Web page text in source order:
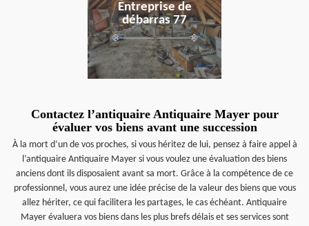
Entreprise de
débarras 77
Contactez l’antiquaire Antiquaire Mayer pour
évaluer vos biens avant une succession
À la mort d’un de vos proches, si vous héritez de lui, pensez à faire appel à
l’antiquaire Antiquaire Mayer si vous voulez une évaluation des biens
anciens dont ils disposaient avant sa mort. Grâce à la compétence de ce
professionnel, vous aurez une idée précise de la valeur des biens que vous
allez hériter, ce qui facilitera les partages, le cas échéant. Antiquaire
Mayer évaluera vos biens dans les plus brefs délais et ses services sont